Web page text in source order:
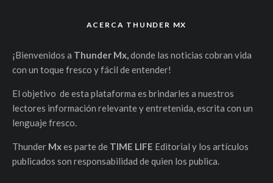
ACERCA THUNDER MX
¡Bienvenidos a Thunder Mx,donde las noticias cobran vida
con un toque fresco y fácil de entender!
El objetivo de esta plataforma es brindarles a nuestros
lectores información relevante y entretenida, escrita con un
lenguaje fresco.
Thunder Mxes parte de TIME LIFE Editorial y los artículos
publicados son responsabilidad de quien los publica.